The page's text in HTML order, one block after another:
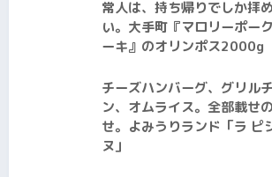
常人は、持ち帰りでしか拝
い。大手町『マロリーポー
ーキ』のオリンポス2000g
チーズハンバーグ、グリル
ン、オムライス。全部載せ
せ。よみうりランド「ラ ピ
ヌ」